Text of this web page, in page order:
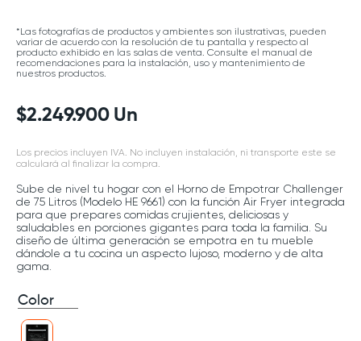
*Las fotografías de productos y ambientes son ilustrativas, pueden
variar de acuerdo con la resolución de tu pantalla y respecto al
producto exhibido en las salas de venta. Consulte el manual de
recomendaciones para la instalación, uso y mantenimiento de
nuestros productos.
$2.249.900 Un
Los precios incluyen IVA. No incluyen instalación, ni transporte este se
calculará al finalizar la compra.
Sube de nivel tu hogar con el Horno de Empotrar Challenger
de 75 Litros (Modelo HE 9661) con la función Air Fryer integrada
para que prepares comidas crujientes, deliciosas y
saludables en porciones gigantes para toda la familia. Su
diseño de última generación se empotra en tu mueble
dándole a tu cocina un aspecto lujoso, moderno y de alta
gama.
Color